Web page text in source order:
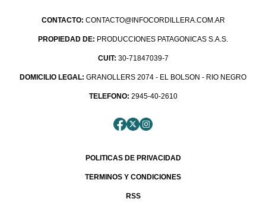
CONTACTO: CONTACTO@INFOCORDILLERA.COM.AR
PROPIEDAD DE: PRODUCCIONES PATAGONICAS S.A.S.
CUIT: 30-71847039-7
DOMICILIO LEGAL: GRANOLLERS 2074 - EL BOLSON - RIO NEGRO
TELEFONO: 2945-40-2610
POLITICAS DE PRIVACIDAD
TERMINOS Y CONDICIONES
RSS